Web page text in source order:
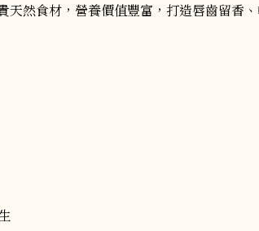
天然食材，營養價值豐富，打造唇齒留香